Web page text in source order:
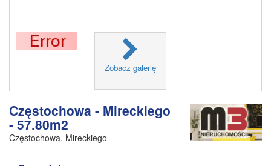
Zobacz galerię
Częstochowa - Mireckiego
- 57.80m2
Częstochowa, Mireckiego